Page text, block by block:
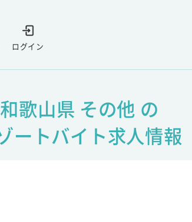
ログイン
和歌山県 その他 の
ートバイト求人情報